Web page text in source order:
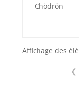
Chödrön
Affichage des
❮